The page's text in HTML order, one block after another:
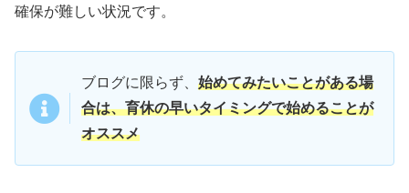
確保が難しい状況です。
ブログに限らず、 始めてみたいことがある場
合は、育休の早いタイミングで始めることが
オススメ